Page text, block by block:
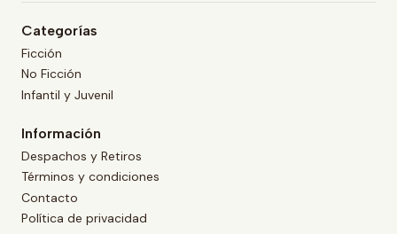
Categorías
Ficción
No Ficción
Infantil y Juvenil
Información
Despachos y Retiros
Términos y condiciones
Contacto
Política de privacidad